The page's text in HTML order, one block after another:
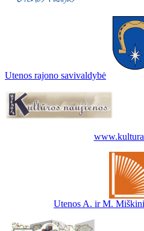
Utenos rajono savivaldybė
Utenos A. ir M.